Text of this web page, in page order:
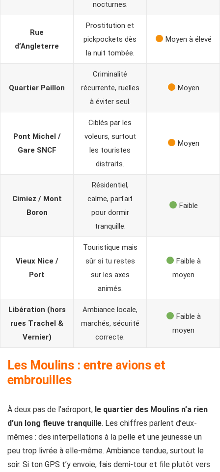
nocturnes.
Rue
d’Angleterre
Prostitution et
pickpockets dès
la nuit tombée.
Moyen à élevé
Quartier Paillon
Criminalité
récurrente, ruelles
à éviter seul.
Moyen
Pont Michel /
Gare SNCF
Ciblés par les
voleurs, surtout
les touristes
distraits.
Moyen
Cimiez / Mont
Boron
Résidentiel,
calme, parfait
pour dormir
tranquille.
Faible
Vieux Nice /
Port
Touristique mais
sûr si tu restes
sur les axes
animés.
Faible à
moyen
Libération (hors
rues Trachel &
Vernier)
Ambiance locale,
marchés, sécurité
correcte.
Faible à
moyen
Les Moulins : entre avions et
embrouilles
À deux pas de l’aéroport, le quartier des Moulins n’a rien
d’un long fleuve tranquille. Les chiffres parlent d’eux-
mêmes : des interpellations à la pelle et une jeunesse un
peu trop livrée à elle-même. Ambiance tendue, surtout le
soir. Si ton GPS t’y envoie, fais demi-tour et file plutôt vers